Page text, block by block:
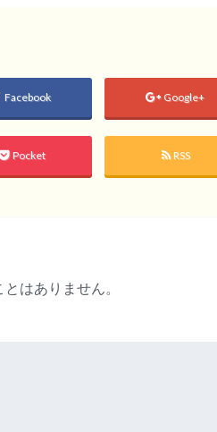
Facebook Google+
Pocket RSS
はありません。